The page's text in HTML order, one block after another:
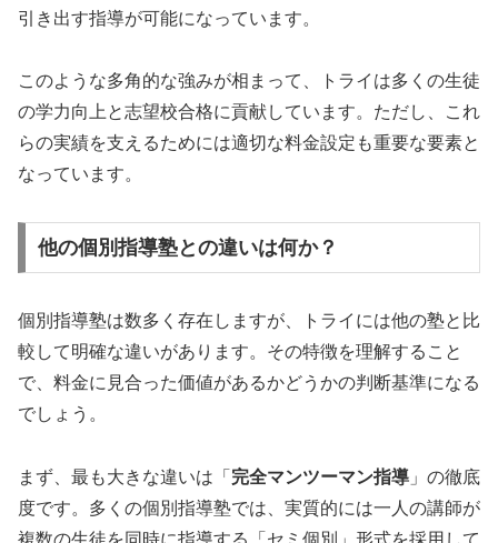
引き出す指導が可能になっています。
このような多角的な強みが相まって、トライは多くの生徒
の学力向上と志望校合格に貢献しています。ただし、これ
らの実績を支えるためには適切な料金設定も重要な要素と
なっています。
他の個別指導塾との違いは何か？
個別指導塾は数多く存在しますが、トライには他の塾と比
較して明確な違いがあります。その特徴を理解すること
で、料金に見合った価値があるかどうかの判断基準になる
でしょう。
まず、最も大きな違いは「 完全マンツーマン指導 」の徹底
度です。多くの個別指導塾では、実質的には一人の講師が
複数の生徒を同時に指導する「セミ個別」形式を採用して